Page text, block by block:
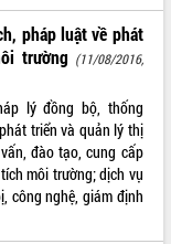
pháp luật về phát
trường (11/08/2016,
lý đồng bộ, thống
triển và quản lý thị
đào tạo, cung cấp
môi trường; dịch vụ
công nghệ, giám định